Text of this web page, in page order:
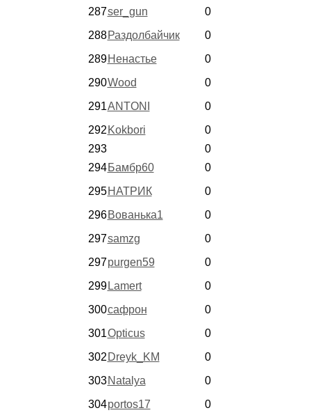
287ser_gun
0
288 Раздолбайчик
0
289 Ненастье
0
290Wood
0
291ANTONI
0
292 Kokbori
0
293
0
294 Бамбр60
0
295 НАТРИК
0
296 Вованька1
0
297samzg
0
297purgen59
0
299 Lamert
0
300сафрон
0
301Opticus
0
302 Dreyk_KM
0
303 Natalya
0
304portos17 0